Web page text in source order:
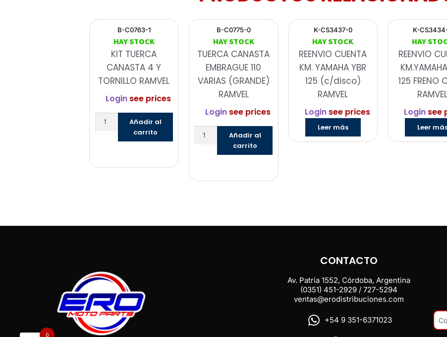
B-C0763-1
HAY STOCK
KIT TUERCA
CANASTA 4 Y
TORNILLO RAMVEL
Login see prices
Añadir al
carrito
B-C0775-0
HAY STOCK
TUERCA CANASTA
EMBRAGUE 110
VARIAS (GRANDE)
RAMVEL
Loginsee prices
Añadir al
carrito
K-CS3437-0
HAY STOCK
REENVIO CUENTA
KM. YAMAHA YBR
125 (c/disco)
RAMVEL
Loginsee prices
Leer más
K-
HAY
REENVIO
125 FRENO
RAMVEL
Login see
Leer
CONTACTO
Av. Patria 1552, Córdoba, Argentina
(0351) 451-2929 / 727-5294
ventas@erodistribuciones.com
+54 9 351-6371023
0